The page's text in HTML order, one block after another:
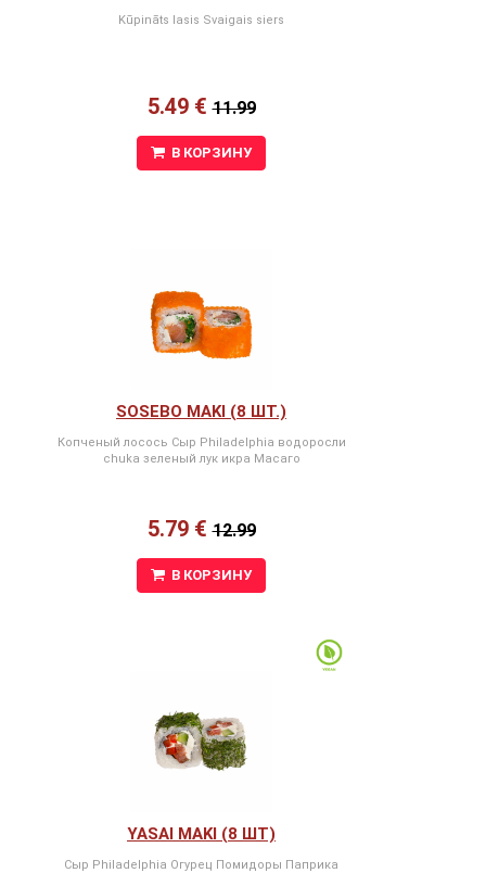
Kūpināts lasis Svaigais siers
5.49 €11.99
В КОРЗИНУ
SOSEBO MAKI (8 ШТ.)
Копченый лосось Сыр Philadelphia водоросли
chuka зеленый лук икра Масаго
5.79 €12.99
В КОРЗИНУ
YASAI MAKI (8 ШТ)
Сыр Philadelphia Огурец Помидоры Паприка